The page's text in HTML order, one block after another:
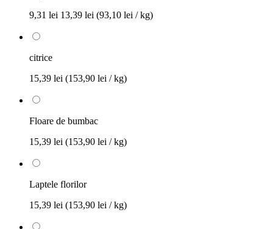
9,31 lei 13,39 lei (93,10 lei / kg)
citrice
15,39 lei (153,90 lei / kg)
Floare de bumbac
15,39 lei (153,90 lei / kg)
Laptele florilor
15,39 lei (153,90 lei / kg)